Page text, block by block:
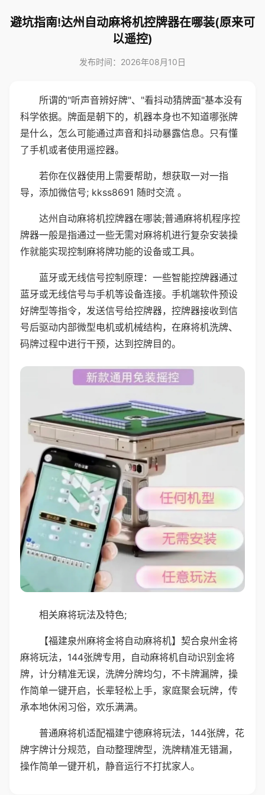
避坑指南!达州自动麻将机控牌器在哪装(原来可
以遥控)
发布时间：2026年08月10日
所谓的"听声音辨好牌"、"看抖动猜牌面"基本没有
科学依据。牌面是朝下的，机器本身也不知道哪张牌
是什么，怎么可能通过声音和抖动暴露信息。只有懂
了手机或者使用遥控器。
若你在仪器使用上需要帮助，想获取一对一指
导，添加微信号; kkss8691 随时交流 。
达州自动麻将机控牌器在哪装;普通麻将机程序控
牌器一般是指通过一些无需对麻将机进行复杂安装操
作就能实现控制麻将牌功能的设备或工具。
蓝牙或无线信号控制原理：一些智能控牌器通过
蓝牙或无线信号与手机等设备连接。手机端软件预设
好牌型等指令，发送信号给控牌器，控牌器接收到信
号后驱动内部微型电机或机械结构，在麻将机洗牌、
码牌过程中进行干预，达到控牌目的。
相关麻将玩法及特色;
【福建泉州麻将金将自动麻将机】契合泉州金将
麻将玩法，144张牌专用，自动麻将机自动识别金将
牌，计分精准无误，洗牌分牌均匀，不卡牌漏牌，操
作简单一键开启，长辈轻松上手，家庭聚会玩牌，传
承本地休闲习俗，欢乐满满。
普通麻将机适配福建宁德麻将玩法，144张牌，花
牌字牌计分规范，自动整理牌型，洗牌精准无错漏，
操作简单一键开机，静音运行不打扰家人。